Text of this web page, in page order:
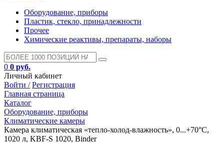
Оборудование, приборы
Пластик, стекло, принадлежности
Прочее
Химические реактивы, препараты, наборы
0 0 руб.
Личный кабинет
Войти / Регистрация
Главная страница
Каталог
Оборудование, приборы
Климатические камеры
Камера климатическая «тепло-холод-влажность», 0...+70°С,
1020 л, KBF-S 1020, Binder